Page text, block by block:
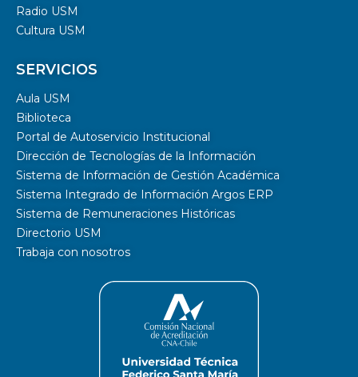
Radio USM
Cultura USM
SERVICIOS
Aula USM
Biblioteca
Portal de Autoservicio Institucional
Dirección de Tecnologías de la Información
Sistema de Información de Gestión Académica
Sistema Integrado de Información Argos ERP
Sistema de Remuneraciones Históricas
Directorio USM
Trabaja con nosotros